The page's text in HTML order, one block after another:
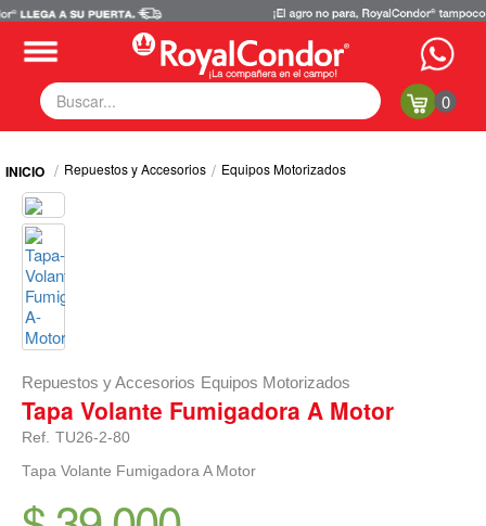
0
Fumigadoras
Equipos Motorizados
Respuestos y Accesorios
Tecnología de Aplicación
Zona Pecuaria
Zona Veterianaria
Repuestos y Accesorios Equipos Motorizados
Repuestos y Accesorios Equipos Motorizados
Tapa Volante Fumigadora A Motor
Ref. TU26-2-80
Tapa Volante Fumigadora A Motor